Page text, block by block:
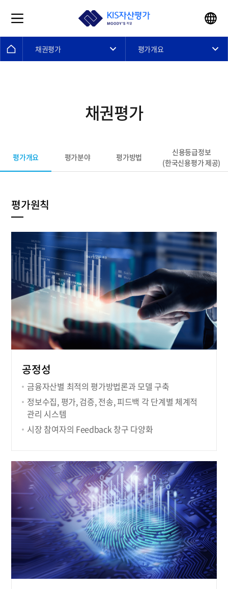
채권평가 평가개요
채권평가
평가개요 평가분야 평가방법
신용등급정보
(한국신용평가 제공)
평가원칙
공정성
금융자산별 최적의 평가방법론과 모델 구축
정보수집, 평가, 검증, 전송, 피드백 각 단계별 체계적
관리 시스템
시장 참여자의 Feedback 창구 다양화